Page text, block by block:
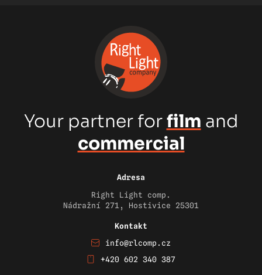
Your partner forfilm and
commercial
Adresa
Right Light comp.
Nádražní 271, Hostivice 25301
Kontakt
info@rlcomp.cz
+420 602 340 387